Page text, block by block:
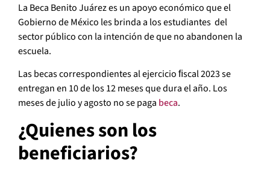
La Beca Benito Juárez es un apoyo económico que el
Gobierno de México les brinda a los estudiantes del
sector público con la intención de que no abandonen la
escuela.
Las becas correspondientes al ejercicio ﬁscal 2023 se
entregan en 10 de los 12 meses que dura el año. Los
meses de julio y agosto no se paga beca.
¿Quienes son los
beneficiarios?